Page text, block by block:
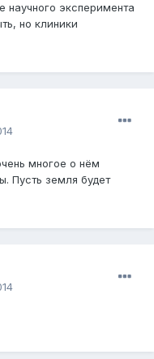
научного эксперимента
но клиники
многое о нём
Пусть земля будет